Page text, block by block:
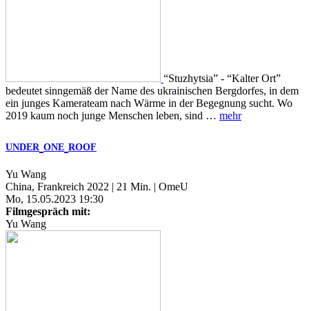
“Stuzhytsia” - “Kalter Ort”
bedeutet sinngemäß der Name des ukrainischen Bergdorfes, in dem
ein junges Kamerateam nach Wärme in der Begegnung sucht. Wo
2019 kaum noch junge Menschen leben, sind … mehr
UNDER ONE ROOF
Yu Wang
China, Frankreich 2022 | 21 Min. | OmeU
Mo, 15.05.2023 19:30
Filmgespräch mit:
Yu Wang